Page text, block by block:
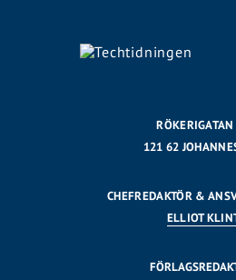
121 62
CHEFREDAKTÖR &
ELLIOT